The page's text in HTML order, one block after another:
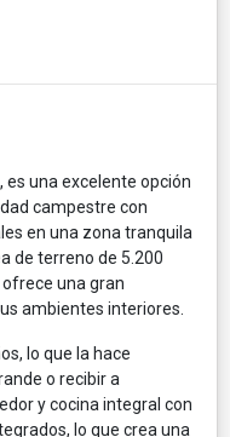
es una excelente opción
campestre con
en una zona tranquila
de terreno de 5.200
una gran
ambientes interiores.
lo que la hace
o recibir a
y cocina integral con
lo que crea una